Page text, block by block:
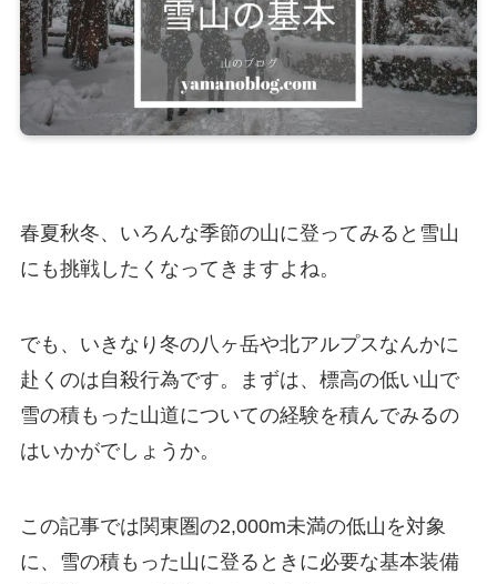
春夏秋冬、いろんな季節の山に登ってみると雪山
にも挑戦したくなってきますよね。
でも、いきなり冬の八ヶ岳や北アルプスなんかに
赴くのは自殺行為です。まずは、標高の低い山で
雪の積もった山道についての経験を積んでみるの
はいかがでしょうか。
この記事では関東圏の2,000m未満の低山を対象
に、雪の積もった山に登るときに必要な基本装備